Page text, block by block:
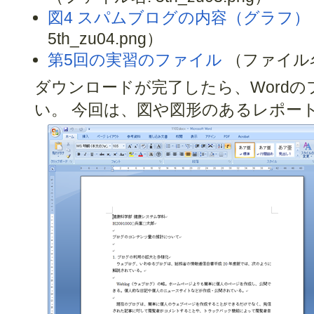
図4 スパムブログの内容（グラフ）
5th_zu04.png）
第5回の実習のファイル （ファイ
ダウンロードが完了したら、Word
い。 今回は、図や図形のあるレポー